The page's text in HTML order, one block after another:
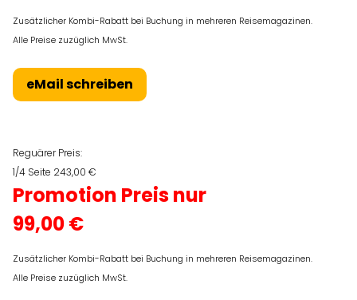
Zusätzlicher Kombi-Rabatt bei Buchung in mehreren Reisemagazinen.
Alle Preise zuzüglich MwSt.
eMail schreiben
Reguärer Preis:
1/4 Seite 243,00 €
Promotion Preis nur
99,00 €
Zusätzlicher Kombi-Rabatt bei Buchung in mehreren Reisemagazinen.
Alle Preise zuzüglich MwSt.